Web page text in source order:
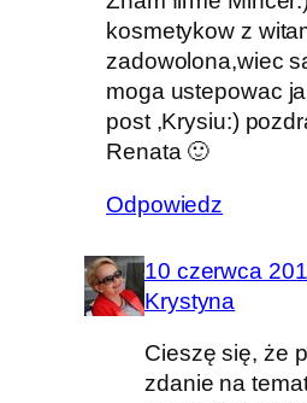
kosmetykow z
zadowolona,wiec
moga ustepowac
post ,Krysiu:)
Renata 🙂
Odpowiedz
10 czerwca
Krystyna
Cieszę się, że
zdanie na